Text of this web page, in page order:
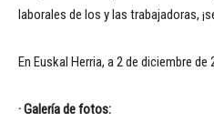
laborales de los y las trabajadoras,
En Euskal Herria, a 2 de diciembre de
· Galería de fotos: